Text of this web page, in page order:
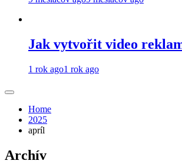
Jak vytvořit video
1 rok ago1 rok ago
Home
2025
apríl
Archív